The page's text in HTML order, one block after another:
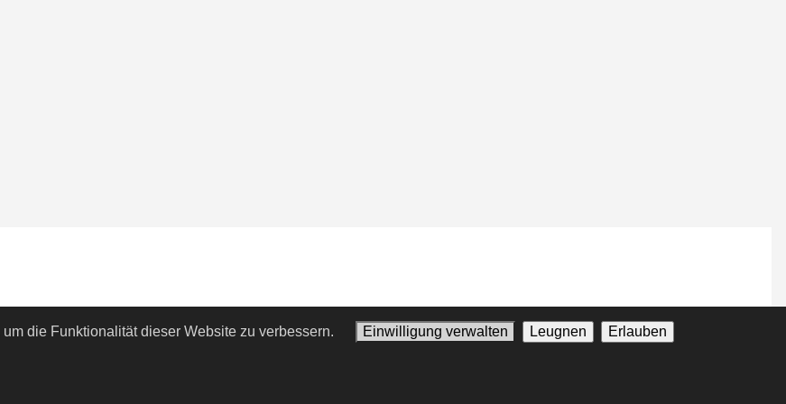
um die Funktionalität dieser Website zu verbessern. Einwilligung verwalten Leugnen Erlauben